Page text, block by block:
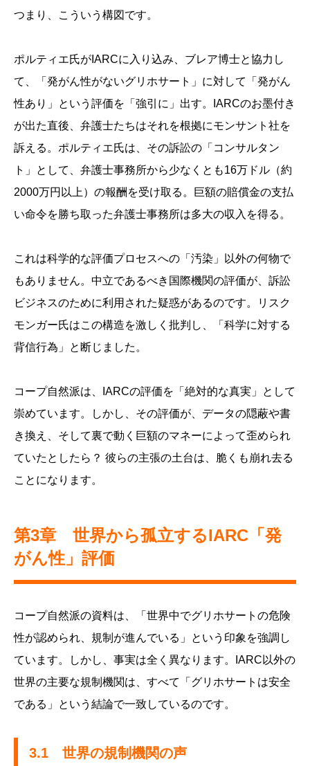
つまり、こういう構図です。
ポルティエ氏がIARCに入り込み、ブレア博士と協力し
て、「発がん性がないグリホサート」に対して「発がん
性あり」という評価を「強引に」出す。IARCのお墨付き
が出た直後、弁護士たちはそれを根拠にモンサント社を
訴える。ポルティエ氏は、その訴訟の「コンサルタン
ト」として、弁護士事務所から少なくとも16万ドル（約
2000万円以上）の報酬を受け取る。巨額の賠償金の支払
い命令を勝ち取った弁護士事務所は多大の収入を得る。
これは科学的な評価プロセスへの「汚染」以外の何物で
もありません。中立であるべき国際機関の評価が、訴訟
ビジネスのために利用された疑惑があるのです。リスク
モンガー氏はこの構造を激しく批判し、「科学に対する
背信行為」と断じました。
コープ自然派は、IARCの評価を「絶対的な真実」として
崇めています。しかし、その評価が、データの隠蔽や書
き換え、そして裏で動く巨額のマネーによって歪められ
ていたとしたら？ 彼らの主張の土台は、脆くも崩れ去る
ことになります。
第3章 世界から孤立するIARC「発
がん性」評価
コープ自然派の資料は、「世界中でグリホサートの危険
性が認められ、規制が進んでいる」という印象を強調し
ています。しかし、事実は全く異なります。IARC以外の
世界の主要な規制機関は、すべて「グリホサートは安全
である」という結論で一致しているのです。
3.1 世界の規制機関の声